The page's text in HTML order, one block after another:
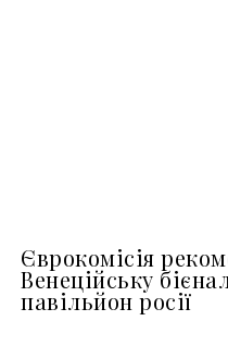
Єврокомісія
Венеційську
павільйон росії